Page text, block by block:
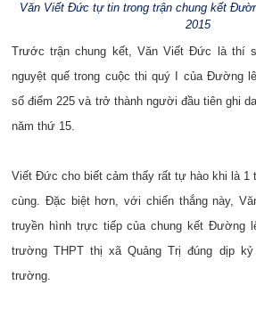
Văn Viết Đức tự tin trong trận chung kết
2015
Trước trận chung kết, Văn Viết Đức là thí
nguyệt quế trong cuộc thi quý I của Đường
số điểm 225 và trở thành người đầu tiên ghi
năm thứ 15.
Viết Đức cho biết cảm thấy rất tự hào khi là 1
cùng. Đặc biệt hơn, với chiến thắng này,
truyền hình trực tiếp của chung kết Đường
trường THPT thị xã Quảng Trị đúng dịp
trường.